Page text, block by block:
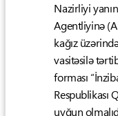
Nazirliyi
Agentliyinə
kağız
vasitəsilə
forması
Respublikası
uyğun